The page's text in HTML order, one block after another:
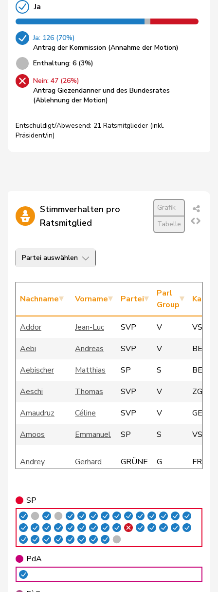
Ja
Ja: 126 (70%)
Antrag der Kommission (Annahme der Motion)
Enthaltung: 6 (3%)
Nein: 47 (26%)
Antrag Giezendanner und des Bundesrates
(Ablehnung der Motion)
Entschuldigt/Abwesend: 21 Ratsmitglieder (inkl.
Präsident/in)
Stimmverhalten pro
Ratsmitglied
Grafik
Tabelle
Partei auswählen
Nachname Vorname Partei
Parl
Group
Addor Jean-Luc SVP V
VS
Aebi
Andreas SVP V
BE
Aebischer
Matthias SP S
BE
Aeschi
Thomas SVP V
ZG
Amaudruz
Céline SVP V
GE
Amoos
Emmanuel SP S VS
Andrey Gerhard GRÜNE G FR
Badertscher
Christine GRÜNE G BE
Badran Jacqueline
Barrile Angelo SP S
ZH
SP
PdA